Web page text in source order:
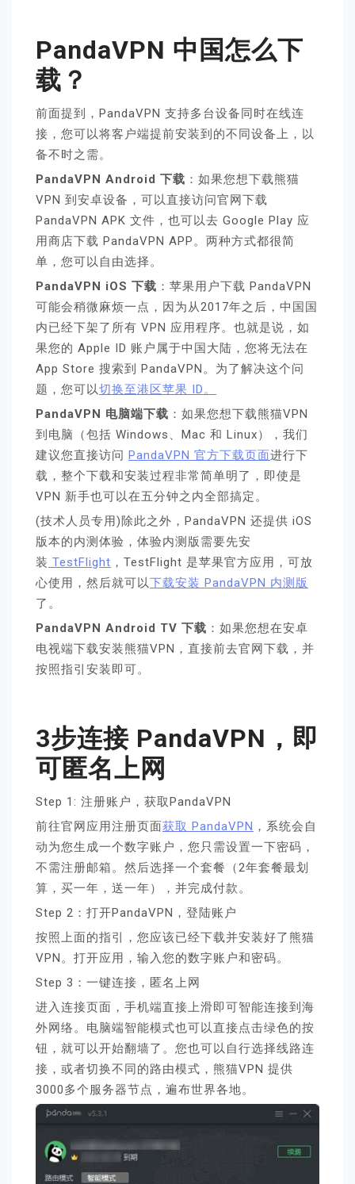
PandaVPN 中国怎么下
载？
前面提到，PandaVPN 支持多台设备同时在线连
接，您可以将客户端提前安装到的不同设备上，以
备不时之需。
PandaVPN Android 下载 ：如果您想下载熊猫
VPN 到安卓设备，可以直接访问官网下载
PandaVPN APK 文件，也可以去 Google Play 应
用商店下载 PandaVPN APP。两种方式都很简
单，您可以自由选择。
PandaVPN iOS 下载 ：苹果用户下载 PandaVPN
可能会稍微麻烦一点，因为从2017年之后，中国国
内已经下架了所有 VPN 应用程序。也就是说，如
果您的 Apple ID 账户属于中国大陆，您将无法在
App Store 搜索到 PandaVPN。为了解决这个问
题，您可以切换至港区苹果 ID。
PandaVPN 电脑端下载 ：如果您想下载熊猫VPN
到电脑（包括 Windows、Mac 和 Linux），我们
建议您直接访问 PandaVPN 官方下载页面进行下
载，整个下载和安装过程非常简单明了，即使是
VPN 新手也可以在五分钟之内全部搞定。
(技术人员专用)除此之外，PandaVPN 还提供 iOS
版本的内测体验，体验内测版需要先安
装 TestFlight ，TestFlight 是苹果官方应用，可放
心使用，然后就可以下载安装 PandaVPN 内测版
了。
PandaVPN Android TV 下载 ：如果您想在安卓
电视端下载安装熊猫VPN，直接前去官网下载，并
按照指引安装即可。
3步连接 PandaVPN，即
可匿名上网
Step 1: 注册账户，获取PandaVPN
前往官网应用注册页面获取 PandaVPN ，系统会自
动为您生成一个数字账户，您只需设置一下密码，
不需注册邮箱。然后选择一个套餐（2年套餐最划
算，买一年，送一年），并完成付款。
Step 2：打开PandaVPN，登陆账户
按照上面的指引，您应该已经下载并安装好了熊猫
VPN。打开应用，输入您的数字账户和密码。
Step 3：一键连接，匿名上网
进入连接页面，手机端直接上滑即可智能连接到海
外网络。电脑端智能模式也可以直接点击绿色的按
钮，就可以开始翻墙了。您也可以自行选择线路连
接，或者切换不同的路由模式，熊猫VPN 提供
3000多个服务器节点，遍布世界各地。